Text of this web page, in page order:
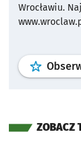
Wrocławiu.
ZOBACZ